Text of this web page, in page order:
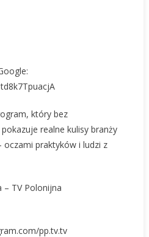
który bez
realne kulisy branży
praktyków i ludzi z
– TV Polonijna
pp.tv.tv